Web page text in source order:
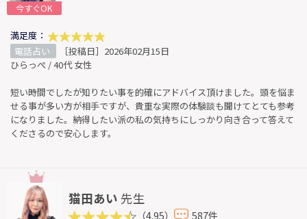
今すぐOK
満足度：
電話占い
［投稿日］2026年02月15日
ひらっぺ / 40代 女性
短い時間でしたが知りたい事を的確にアドバイス頂けました。頭を悩ま
せる事が多い方が相手ですが、貴重な実際の体験談も聞けてとても参考
になりました。納得したい派の私の気持ちにしっかり向き合って答えて
くださるので安心します。
猫田あい 先生
（4.95） 587件